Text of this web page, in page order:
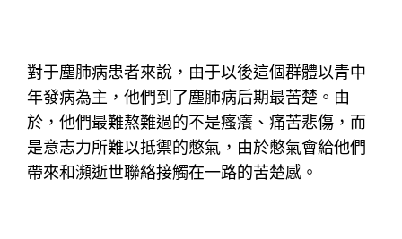
對于塵肺病患者來說，由于以後這個群體以青中
年發病為主，他們到了塵肺病后期最苦楚。由
於，他們最難熬難過的不是瘙癢、痛苦悲傷，而
是意志力所難以抵禦的憋氣，由於憋氣會給他們
帶來和瀕逝世聯絡接觸在一路的苦楚感。